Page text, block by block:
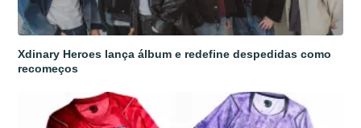
Xdinary Heroes lança álbum e redefine despedidas como
recomeços